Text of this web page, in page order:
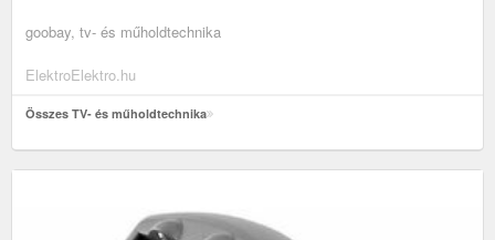
goobay, tv- és műholdtechnika
ElektroElektro.hu
Összes TV- és műholdtechnika